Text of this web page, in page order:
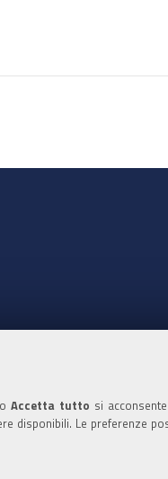
Accetta tutto si
disponibili. Le preferenze